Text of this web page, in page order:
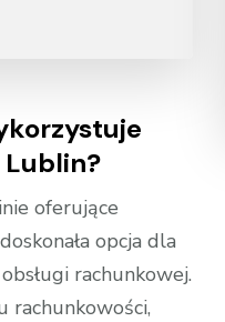
oferujące
opcja dla
rachunkowej.
rachunkowości,